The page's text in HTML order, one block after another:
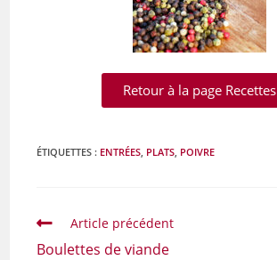
Retour à la page Recettes
ÉTIQUETTES : ENTRÉES PLATS POIVRE
Article précédent
Boulettes de viande